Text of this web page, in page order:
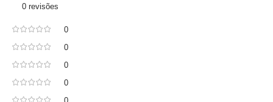
0 revisões
0
0
0
0